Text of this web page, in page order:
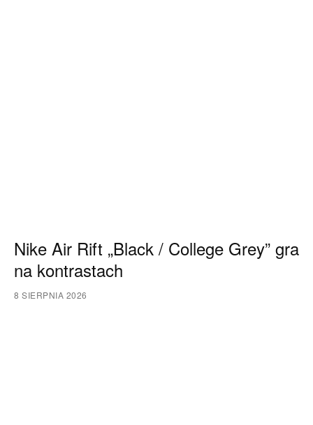
Nike Air Rift „Black / College Grey” gra
na kontrastach
8 SIERPNIA 2026